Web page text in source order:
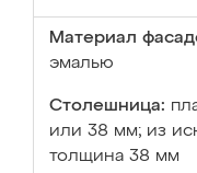
Материал
эмалью
Столешница:
или 38 мм; из
толщина 38 мм